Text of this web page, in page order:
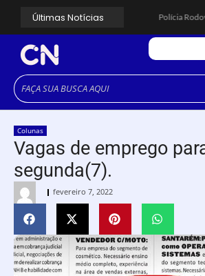
Últimas Notícias
Colunas
Vagas de emprego
segunda(7).
fevereiro 7, 2022